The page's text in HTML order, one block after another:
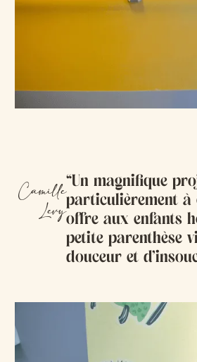
Camille
Levy
“Un magnifique
particulièrement à
offre aux enfants
petite parenthèse
douceur et